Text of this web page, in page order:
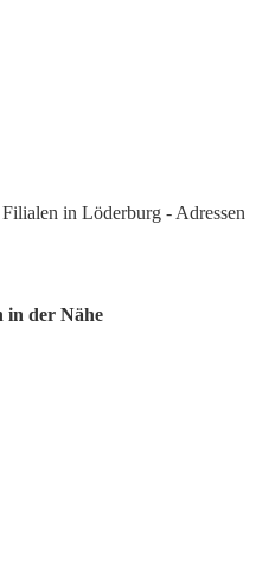
in Löderburg - Adressen
in der Nähe